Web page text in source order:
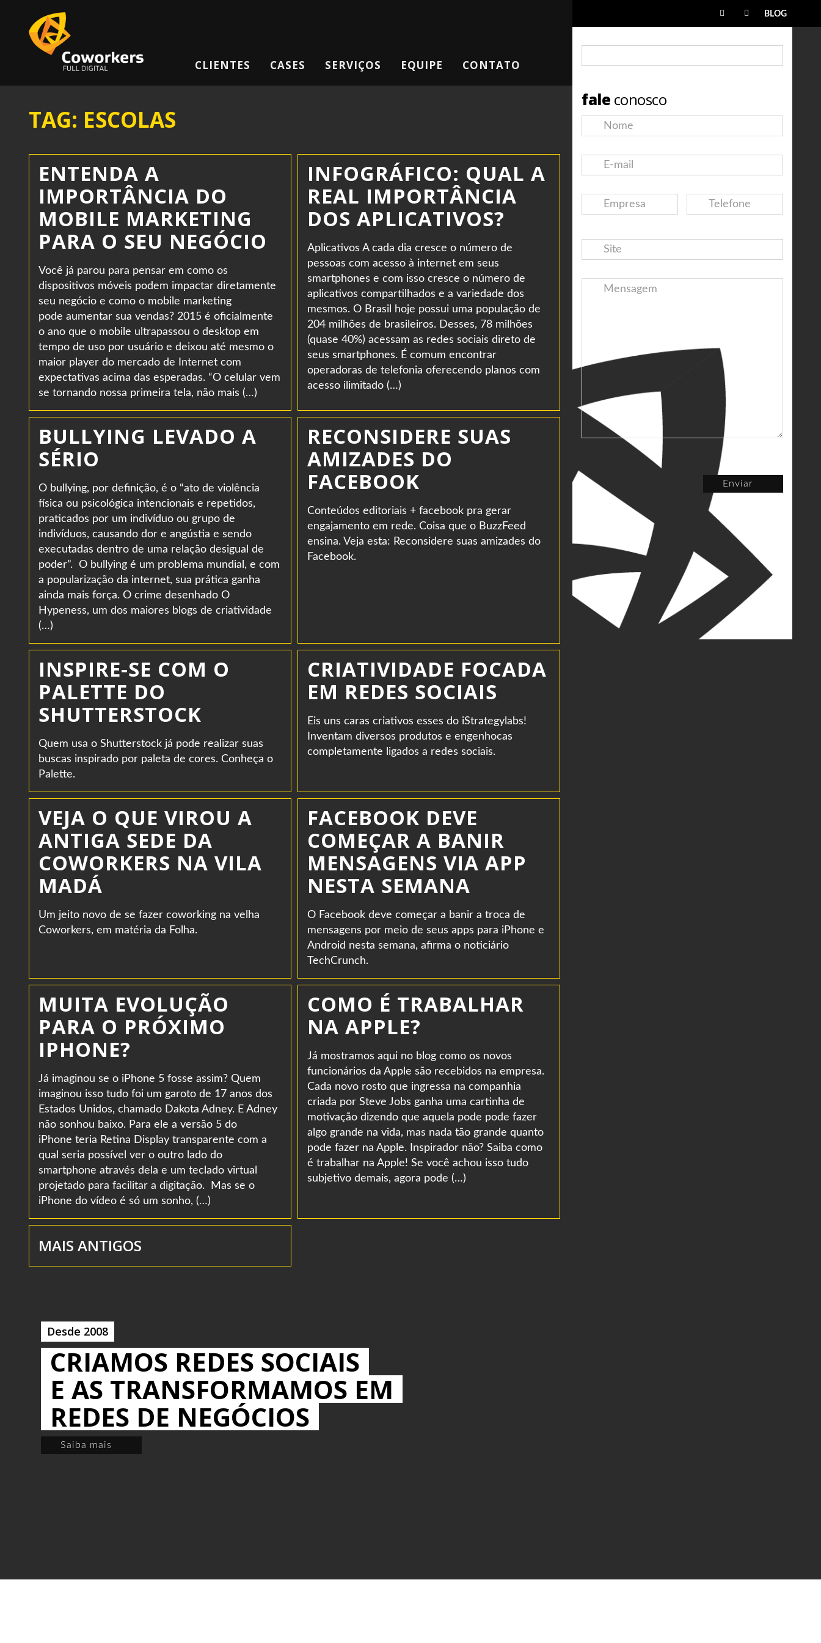
BLOG
CLIENTES CASES SERVIÇOS EQUIPE CONTATO
fale conosco
Enviar
TAG: ESCOLAS
ENTENDA A
IMPORTÂNCIA DO
MOBILE MARKETING
PARA O SEU NEGÓCIO
Você já parou para pensar em como os
dispositivos móveis podem impactar diretamente
seu negócio e como o mobile marketing
pode aumentar sua vendas? 2015 é oficialmente
o ano que o mobile ultrapassou o desktop em
tempo de uso por usuário e deixou até mesmo o
maior player do mercado de Internet com
expectativas acima das esperadas. “O celular vem
se tornando nossa primeira tela, não mais (…)
INFOGRÁFICO: QUAL A
REAL IMPORTÂNCIA
DOS APLICATIVOS?
Aplicativos A cada dia cresce o número de
pessoas com acesso à internet em seus
smartphones e com isso cresce o número de
aplicativos compartilhados e a variedade dos
mesmos. O Brasil hoje possui uma população de
204 milhões de brasileiros. Desses, 78 milhões
(quase 40%) acessam as redes sociais direto de
seus smartphones. É comum encontrar
operadoras de telefonia oferecendo planos com
acesso ilimitado (…)
BULLYING LEVADO A
SÉRIO
O bullying, por definição, é o “ato de violência
física ou psicológica intencionais e repetidos,
praticados por um indivíduo ou grupo de
indivíduos, causando dor e angústia e sendo
executadas dentro de uma relação desigual de
poder”. O bullying é um problema mundial, e com
a popularização da internet, sua prática ganha
ainda mais força. O crime desenhado O
Hypeness, um dos maiores blogs de criatividade
(…)
RECONSIDERE SUAS
AMIZADES DO
FACEBOOK
Conteúdos editoriais + facebook pra gerar
engajamento em rede. Coisa que o BuzzFeed
ensina. Veja esta: Reconsidere suas amizades do
Facebook.
INSPIRE-SE COM O
PALETTE DO
SHUTTERSTOCK
Quem usa o Shutterstock já pode realizar suas
buscas inspirado por paleta de cores. Conheça o
Palette.
CRIATIVIDADE FOCADA
EM REDES SOCIAIS
Eis uns caras criativos esses do iStrategylabs!
Inventam diversos produtos e engenhocas
completamente ligados a redes sociais.
VEJA O QUE VIROU A
ANTIGA SEDE DA
COWORKERS NA VILA
MADÁ
Um jeito novo de se fazer coworking na velha
Coworkers, em matéria da Folha.
FACEBOOK DEVE
COMEÇAR A BANIR
MENSAGENS VIA APP
NESTA SEMANA
O Facebook deve começar a banir a troca de
mensagens por meio de seus apps para iPhone e
Android nesta semana, afirma o noticiário
TechCrunch.
MUITA EVOLUÇÃO
PARA O PRÓXIMO
IPHONE?
Já imaginou se o iPhone 5 fosse assim? Quem
imaginou isso tudo foi um garoto de 17 anos dos
Estados Unidos, chamado Dakota Adney. E Adney
não sonhou baixo. Para ele a versão 5 do
iPhone teria Retina Display transparente com a
qual seria possível ver o outro lado do
smartphone através dela e um teclado virtual
projetado para facilitar a digitação. Mas se o
iPhone do vídeo é só um sonho, (…)
COMO É TRABALHAR
NA APPLE?
Já mostramos aqui no blog como os novos
funcionários da Apple são recebidos na empresa.
Cada novo rosto que ingressa na companhia
criada por Steve Jobs ganha uma cartinha de
motivação dizendo que aquela pode pode fazer
algo grande na vida, mas nada tão grande quanto
pode fazer na Apple. Inspirador não? Saiba como
é trabalhar na Apple! Se você achou isso tudo
subjetivo demais, agora pode (…)
MAIS ANTIGOS
Desde 2008
CRIAMOS REDES SOCIAIS
E AS TRANSFORMAMOS EM
REDES DE NEGÓCIOS
Saiba mais